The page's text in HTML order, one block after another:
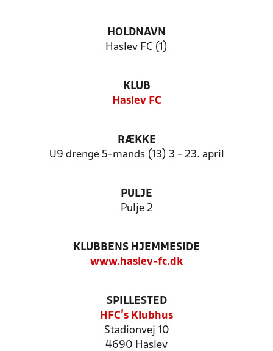
HOLDNAVN
Haslev FC (1)
KLUB
Haslev FC
RÆKKE
U9 drenge 5-mands (13) 3 - 23. april
PULJE
Pulje 2
KLUBBENS HJEMMESIDE
www.haslev-fc.dk
SPILLESTED
HFC's Klubhus
Stadionvej 10
4690 Haslev